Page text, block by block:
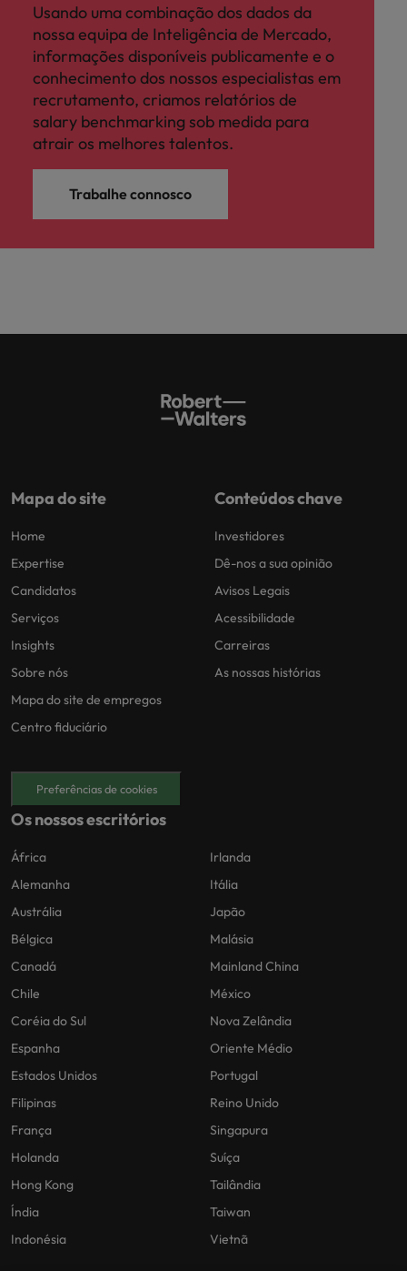
Usando uma combinação dos dados da
nossa equipa de Inteligência de Mercado,
informações disponíveis publicamente e o
conhecimento dos nossos especialistas em
recrutamento, criamos relatórios de
salary benchmarking sob medida para
atrair os melhores talentos.
Trabalhe connosco
Mapa do site
Home
Expertise
Candidatos
Serviços
Insights
Sobre nós
Mapa do site de empregos
Centro fiduciário
Conteúdos chave
Investidores
Dê-nos a sua opinião
Avisos Legais
Acessibilidade
Carreiras
As nossas histórias
Preferências de cookies
Os nossos escritórios
África
Alemanha
Austrália
Bélgica
Canadá
Chile
Coréia do Sul
Espanha
Estados Unidos
Filipinas
França
Holanda
Hong Kong
Índia
Indonésia
Irlanda
Itália
Japão
Malásia
Mainland China
México
Nova Zelândia
Oriente Médio
Portugal
Reino Unido
Singapura
Suíça
Tailândia
Taiwan
Vietnã